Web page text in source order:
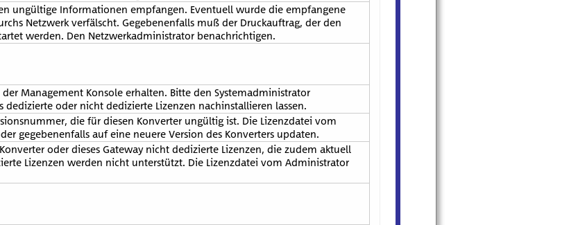
ungültige Informationen empfangen. Eventuell wurde die empfangene
Netzwerk verfälscht. Gegebenenfalls muß der Druckauftrag, der den
werden. Den Netzwerkadministrator benachrichtigen.
Management Konsole erhalten. Bitte den Systemadministrator
oder nicht dedizierte Lizenzen nachinstallieren lassen.
die für diesen Konverter ungültig ist. Die Lizenzdatei vom
gegebenenfalls auf eine neuere Version des Konverters updaten.
oder dieses Gateway nicht dedizierte Lizenzen, die zudem aktuell
Lizenzen werden nicht unterstützt. Die Lizenzdatei vom Administrator